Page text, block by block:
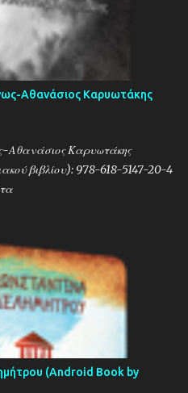
Αθανάσιος Καρυωτάκης
Αθανάσιος Καρυωτάκης
βιβλίου): 978-618-5147-20-4
(Android Book by